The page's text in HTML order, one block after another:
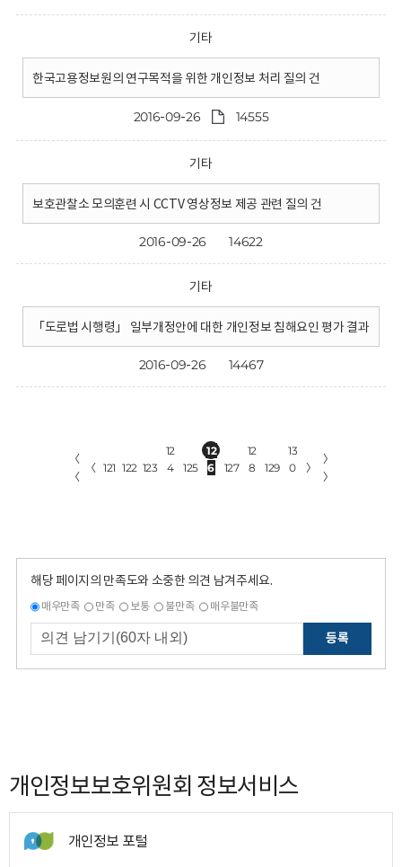
기타
한국고용정보원의 연구목적을 위한 개인정보 처리 질의 건
2016-09-26 14555
기타
보호관찰소 모의훈련 시 CCTV 영상정보 제공 관련 질의 건
2016-09-26 14622
기타
「도로법 시행령」 일부개정안에 대한 개인정보 침해요인 평가 결과
2016-09-26 14467
〈
〈
〈 121 122 123
12
4
125
12
6
127
12
8
129
13
0
〉
〉
〉
해당 페이지의 만족도와 소중한 의견 남겨주세요.
매우만족 만족 보통 불만족 매우불만족
등록
개인정보보호위원회 정보서비스
개인정보 포털